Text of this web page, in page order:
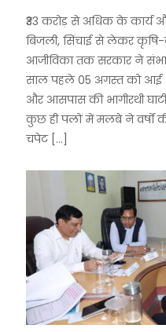
₹33 करोड़ से अधिक के कार्य
बिजली, सिंचाई से लेकर कृषि-
आजीविका तक सरकार ने
साल पहले 05 अगस्त को आई
और आसपास की भागीरथी
कुछ ही पलों में मलबे ने वर्षों
चपेट […]